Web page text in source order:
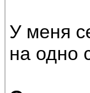
У меня
на одно